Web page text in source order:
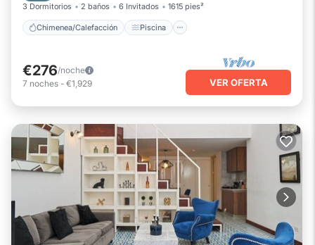
3 Dormitorios 2 baños 6 Invitados 1615 pies²
Chimenea/Calefacción Piscina
€276/noche
7 noches - €1,929 VER OFERTA